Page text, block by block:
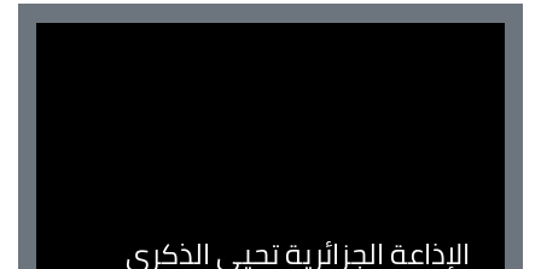
الإذاعة الجزائرية تحيي الذكرى